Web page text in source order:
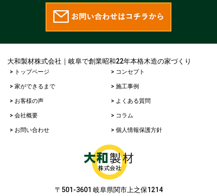
大和製材株式会社｜岐阜で創業昭和22年本格木造の家づくり
> トップページ > コンセプト
> 家ができるまで > 施工事例
> お客様の声 > よくある質問
> 会社概要 > コラム
> お問い合わせ > 個人情報保護方針
〒501-3601 岐阜県関市上之保1214